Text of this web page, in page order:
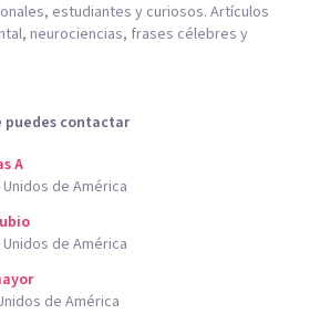
estudiantes y curiosos. Artículos
neurociencias, frases célebres y
puedes contactar
A
de América
de América
de América